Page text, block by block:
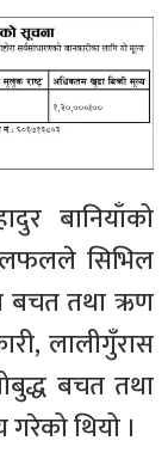
बानियाँको
सिभिल
बचत तथा ऋण
लालीगुँरास
बचत तथा
थियो ।